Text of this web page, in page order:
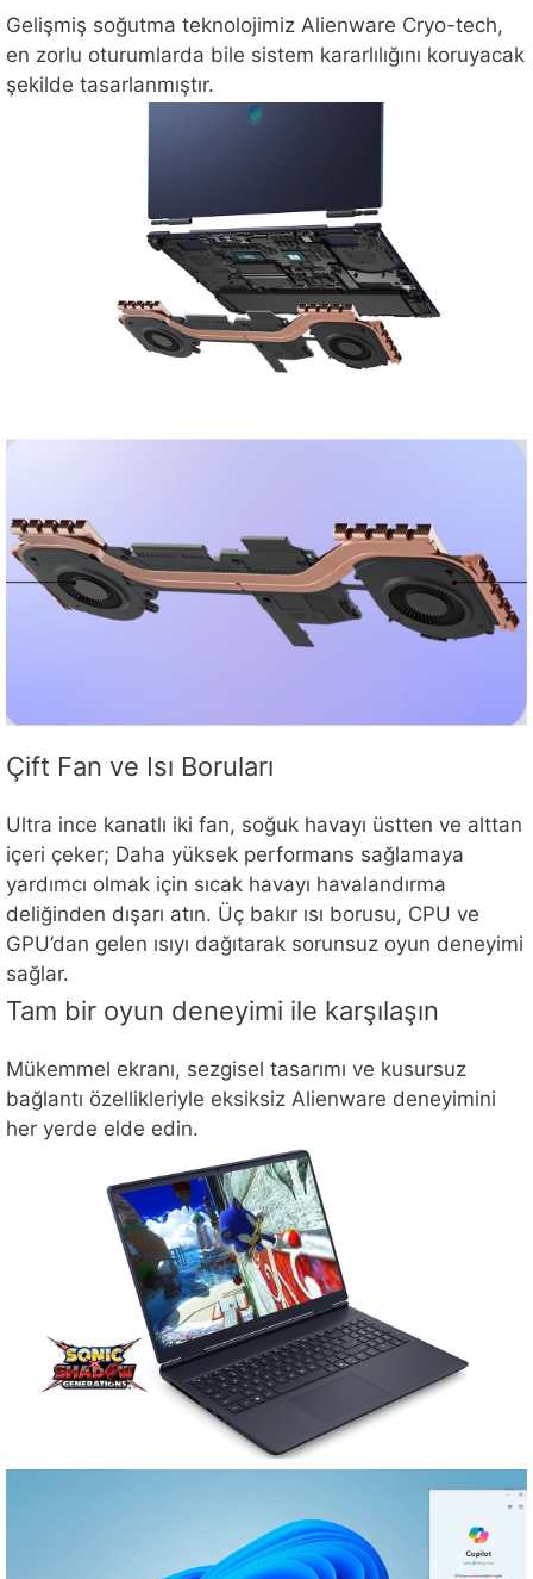
Gelişmiş soğutma teknolojimiz Alienware Cryo-tech,
en zorlu oturumlarda bile sistem kararlılığını koruyacak
şekilde tasarlanmıştır.
Çift Fan ve Isı Boruları
Ultra ince kanatlı iki fan, soğuk havayı üstten ve alttan
içeri çeker; Daha yüksek performans sağlamaya
yardımcı olmak için sıcak havayı havalandırma
deliğinden dışarı atın. Üç bakır ısı borusu, CPU ve
GPU’dan gelen ısıyı dağıtarak sorunsuz oyun deneyimi
sağlar.
Tam bir oyun deneyimi ile karşılaşın
Mükemmel ekranı, sezgisel tasarımı ve kusursuz
bağlantı özellikleriyle eksiksiz Alienware deneyimini
her yerde elde edin.